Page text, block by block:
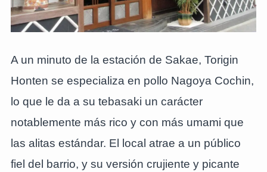
A un minuto de la estación de Sakae, Torigin
Honten se especializa en pollo Nagoya Cochin,
lo que le da a su tebasaki un carácter
notablemente más rico y con más umami que
las alitas estándar. El local atrae a un público
fiel del barrio, y su versión crujiente y picante